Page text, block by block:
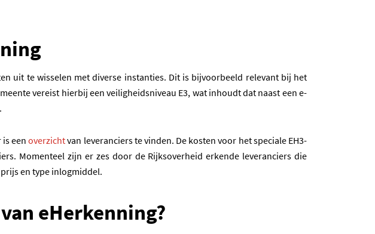
uit te wisselen met diverse instanties. Dit is bijvoorbeeld relevant bij het
vereist hierbij een veiligheidsniveau E3, wat inhoudt dat naast een e-
is eenoverzicht(opent in een nieuwe tab)
van leveranciers te vinden. De kosten voor het speciale EH3-
Momenteel zijn er zes door de Rijksoverheid erkende leveranciers die
en type inlogmiddel.
eHerkenning?